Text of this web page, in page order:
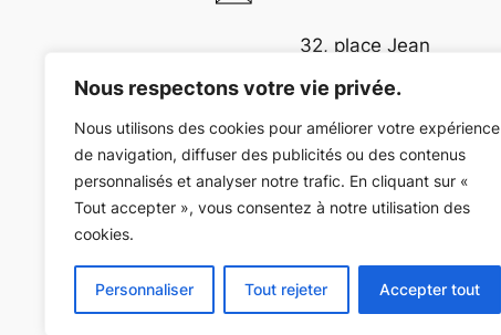
Nous respectons votre vie privée.
Nous utilisons des cookies pour améliorer votre expérience
de navigation, diffuser des publicités ou des contenus
personnalisés et analyser notre trafic. En cliquant sur «
Tout accepter », vous consentez à notre utilisation des
cookies.
Personnaliser Tout rejeter Accepter tout
32, place Jean
Jaurès
81000 Albi
05 63 54 73 36